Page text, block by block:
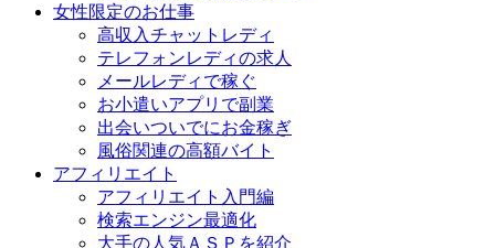
女性限定のお仕事
高収入チャットレディ
テレフォンレディの求人
メールレディで稼ぐ
お小遣いアプリで副業
出会いついでにお金稼ぎ
風俗関連の高額バイト
アフィリエイト
アフィリエイト入門編
検索エンジン最適化
大手の人気ＡＳＰを紹介